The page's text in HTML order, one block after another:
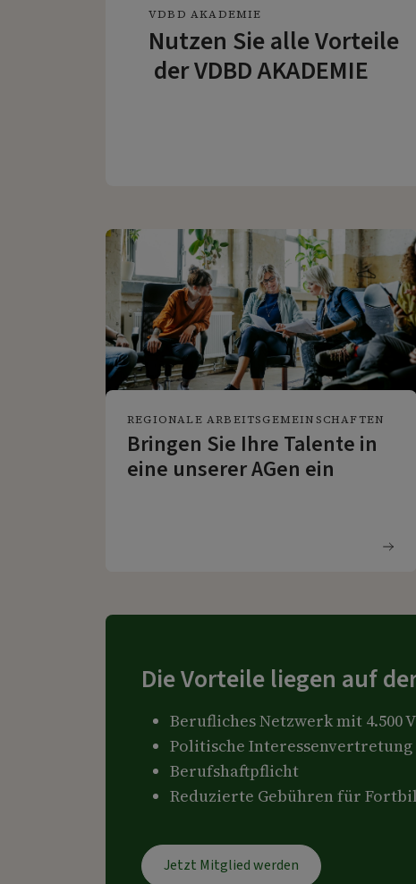
VDBD AKADEMIE
Nutzen Sie alle Vorteile
der VDBD AKADEMIE
REGIONALE ARBEITSGEMEINSCHAFTEN
Bringen Sie Ihre Talente in
eine unserer AGen ein
Die Vorteile liegen auf
Berufliches Netzwerk mit 4.500
Politische Interessenvertretung
Berufshaftpflicht
Reduzierte Gebühren für
Jetzt Mitglied werden